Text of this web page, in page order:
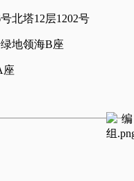
北塔12层1202号
地领海B座
座